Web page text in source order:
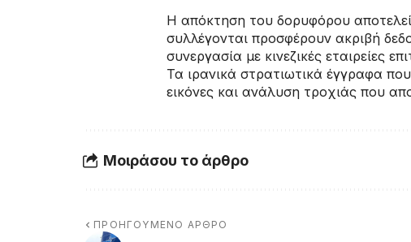
Η απόκτηση του δορυφόρου
συλλέγονται προσφέρουν ακριβή
συνεργασία με κινεζικές εταιρείες
Τα ιρανικά στρατιωτικά έγγραφα
εικόνες και ανάλυση τροχιάς που
Μοιράσου το άρθρο
ΠΡΟΗΓΟΎΜΕΝΟ ΆΡΘΡΟ